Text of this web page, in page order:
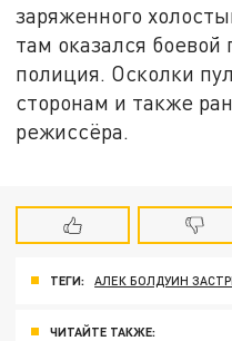
заряженного
там оказался боевой
полиция. Осколки
сторонам и также
режиссёра.
ТЕГИ: АЛЕК БОЛДУИН
ЧИТАЙТЕ ТАКЖЕ: